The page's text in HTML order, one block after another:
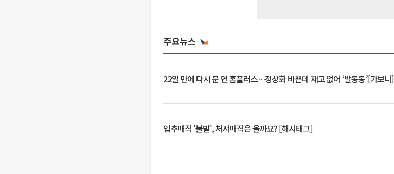
주요뉴스
22일 만에 다시 문 연 홈플러스…정상화 바쁜데 재고 없어 ‘발동동’[가보니]
입추매직 '불발', 처서매직은 올까요? [해시태그]